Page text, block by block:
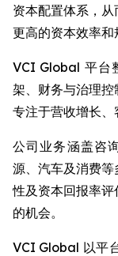
资本配置体系，从
更高的资本效率和
VCI Global 平台
架、财务与治理
专注于营收增长、
公司业务涵盖咨
源、汽车及消费
性及资本回报率
的机会。
VCI Global 以平